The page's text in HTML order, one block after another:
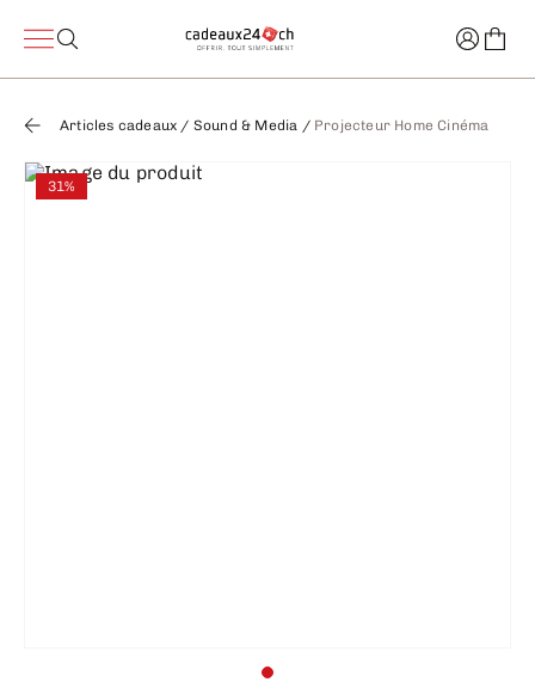
Articles cadeaux / Sound & Media / Projecteur Home Cinéma
31%